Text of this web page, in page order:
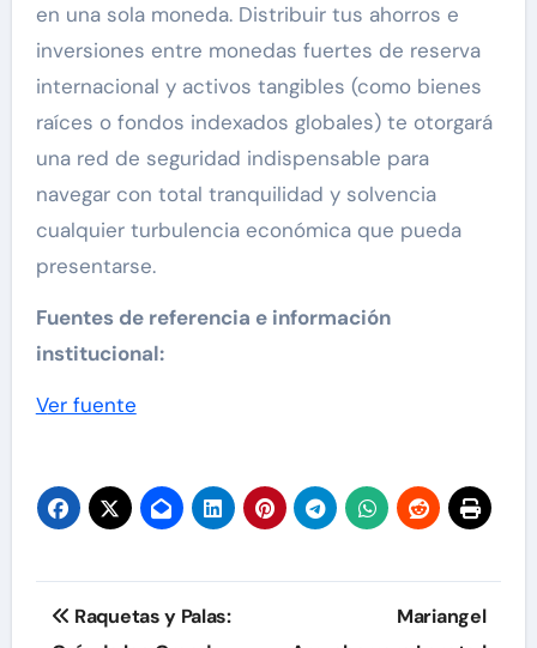
en una sola moneda. Distribuir tus ahorros e
inversiones entre monedas fuertes de reserva
internacional y activos tangibles (como bienes
raíces o fondos indexados globales) te otorgará
una red de seguridad indispensable para
navegar con total tranquilidad y solvencia
cualquier turbulencia económica que pueda
presentarse.
Fuentes de referencia e información
institucional:
Navegación
entradas
Ver fuente
Navegación
Raquetas y Palas:
Mariangel